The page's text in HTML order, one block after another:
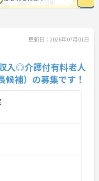
更新日：2026年07月01日
入◎介護付有料老人
候補）の募集です！